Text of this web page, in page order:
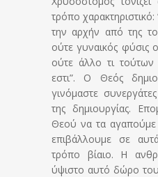
τρόπο χαρακτηριστικό:
την αρχήν από της
ούτε γυναικός φύσις
ούτε άλλο τι τούτων
εστι”. Ο Θεός
γινόμαστε
της δημιουργίας.
Θεού να τα
επιβάλλουμε σε
τρόπο βίαιο. Η
ύψιστο αυτό δώρο